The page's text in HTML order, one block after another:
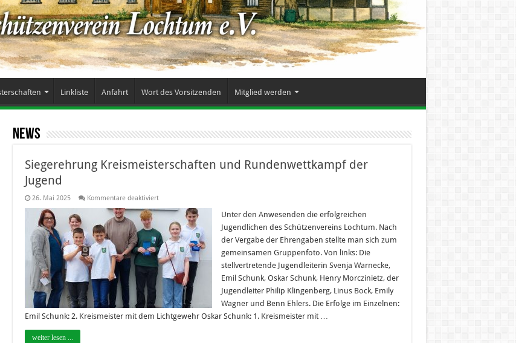
Linkliste Anfahrt Wort des Vorsitzenden Mitglied werden
News
Siegerehrung Kreismeisterschaften und Rundenwettkampf der
Jugend
26. Mai 2025 Kommentare deaktiviertfür
Kreismeisterschaften
Rundenwettkampf
der
Jugend
Unter den Anwesenden die erfolgreichen
Jugendlichen des Schützenvereins Lochtum. Nach
der Vergabe der Ehrengaben stellte man sich zum
gemeinsamen Gruppenfoto. Von links: Die
stellvertretende Jugendleiterin Svenja Warnecke,
Emil Schunk, Oskar Schunk, Henry Morczinietz, der
Jugendleiter Philip Klingenberg, Linus Bock, Emily
Wagner und Benn Ehlers. Die Erfolge im Einzelnen:
Emil Schunk: 2. Kreismeister mit dem Lichtgewehr Oskar Schunk: 1. Kreismeister mit …
weiter lesen ...